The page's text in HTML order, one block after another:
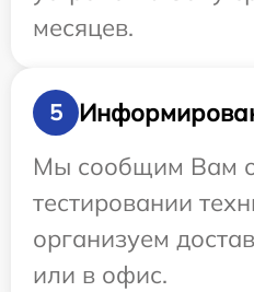
месяцев.
5
Мы сообщим Вам
тестировании
организуем
или в офис.